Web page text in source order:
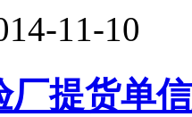
11-10
厂提货单